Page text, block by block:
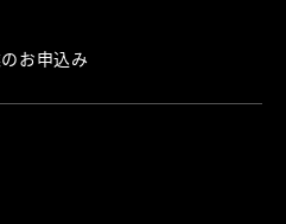
お申込み